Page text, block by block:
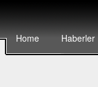
Home Haberler